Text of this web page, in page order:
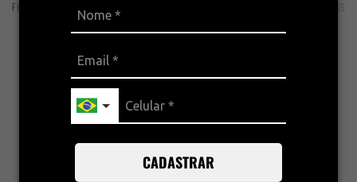
CADASTRAR
FILTROS 31 PRODUTOS